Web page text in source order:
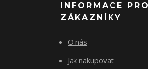
INFORMACE PRO
ZÁKAZNÍKY
O nás
Jak nakupovat